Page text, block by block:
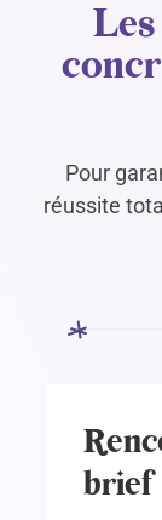
Pour
réussite
brief